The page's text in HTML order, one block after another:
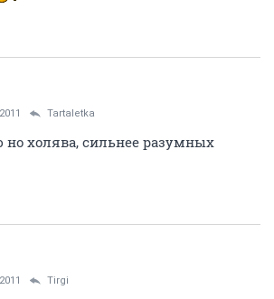
Tartaletka
но холява, сильнее разумных
Tirgi